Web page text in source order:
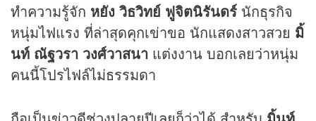
ทำความรู้จัก หยัง วิธวิทย์ ฟูจิตนิรันดร์ นักธุรกิจ
หนุ่มไฟแรง ที่ล่าสุดคุกเข่าขอ นักแสดงสาวสวย มิ้
นท์ ณัฐวรา วงศ์วาสนา แต่งงาน บอกเลยว่าหนุ่ม
คนนี้โปรไฟล์ไม่ธรรมดา